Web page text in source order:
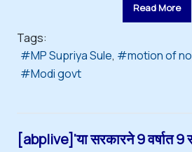
Read More
Tags:
MP Supriya Sule
motion of
Modi govt
[abplive]'या सरकारने 9 वर्षात 9